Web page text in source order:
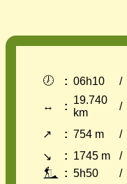
🕖 : 06h10 /
↔ :
19.740
km
/
↗ : 754 m /
↘
: 1745 m /
: 5h50 /